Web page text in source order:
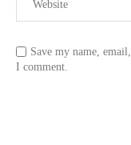
Save my name,
I comment.